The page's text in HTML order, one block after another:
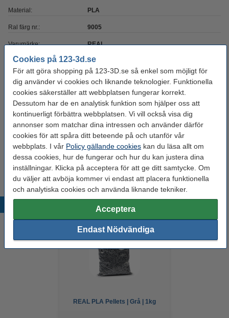
Cookies på 123-3d.se
För att göra shopping på 123-3D.se så enkel som möjligt för
dig använder vi cookies och liknande teknologier. Funktionella
cookies säkerställer att webbplatsen fungerar korrekt.
Dessutom har de en analytisk funktion som hjälper oss att
kontinuerligt förbättra webbplatsen. Vi vill också visa dig
annonser som matchar dina intressen och använder därför
cookies för att spåra ditt beteende på och utanför vår
webbplats. I vår Policy gällande cookies kan du läsa allt om
dessa cookies, hur de fungerar och hur du kan justera dina
inställningar. Klicka på acceptera för att ge ditt samtycke. Om
du väljer att avböja kommer vi endast att placera funktionella
och analytiska cookies och använda liknande tekniker.
Acceptera
Endast Nödvändiga
Material: PLA
Ral färg nr.: 9005
Varumärke: REAL
Produktkod: DPL00027
Glöm inte att beställa!
123-3D Efterbehandlingsset för 3D-utskrifter
3DLAC självhäftande spray | 400ml
95 kr
Populära produkter
REAL PLA Pellets | Grå | 1kg